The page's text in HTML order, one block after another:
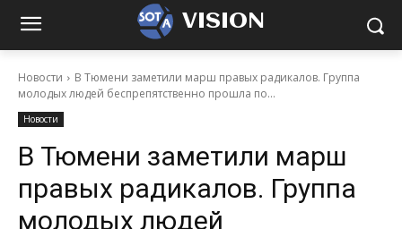
VISION
Новости
В Тюмени заметили марш правых радикалов. Группа
молодых людей беспрепятственно прошла по...
Новости
В Тюмени заметили марш
правых радикалов. Группа
молодых людей